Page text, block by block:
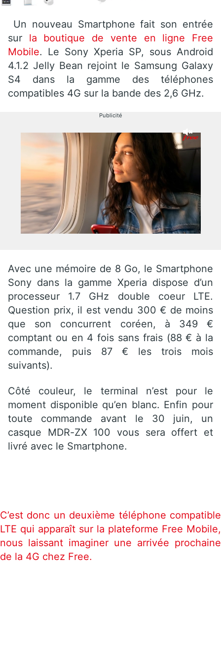
Un nouveau Smartphone fait son entrée
sur la boutique de vente en ligne Free
Mobile. Le Sony Xperia SP, sous Android
4.1.2 Jelly Bean rejoint le Samsung Galaxy
S4 dans la gamme des téléphones
compatibles 4G sur la bande des 2,6 GHz.
Publicité
Avec une mémoire de 8 Go, le Smartphone
Sony dans la gamme Xperia dispose d’un
processeur 1.7 GHz double coeur LTE.
Question prix, il est vendu 300 € de moins
que son concurrent coréen, à 349 €
comptant ou en 4 fois sans frais (88 € à la
commande, puis 87 € les trois mois
suivants).
Côté couleur, le terminal n’est pour le
moment disponible qu’en blanc. Enfin pour
toute commande avant le 30 juin, un
casque MDR-ZX 100 vous sera offert et
livré avec le Smartphone.
C’est donc un deuxième téléphone compatible
LTE qui apparaît sur la plateforme Free Mobile,
nous laissant imaginer une arrivée prochaine
de la 4G chez Free.